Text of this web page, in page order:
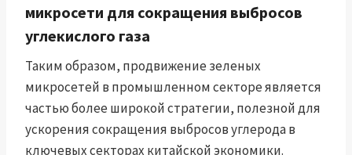
микросети для сокращения выбросов
углекислого газа
Таким образом, продвижение зеленых
микросетей в промышленном секторе является
частью более широкой стратегии, полезной для
ускорения сокращения выбросов углерода в
ключевых секторах китайской экономики.